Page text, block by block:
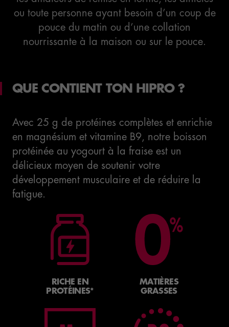
ou toute personne ayant besoin d’un coup de
pouce du matin ou d’une collation
nourrissante à la maison ou sur le pouce.
QUE CONTIENT TON HIPRO ?
Avec 25 g de protéines complètes et enrichie
en magnésium et vitamine B9, notre boisson
protéinée au yogourt à la fraise est un
délicieux moyen de soutenir votre
développement musculaire et de réduire la
fatigue.
RICHE EN
PROTÉINES*
MATIÈRES
GRASSES